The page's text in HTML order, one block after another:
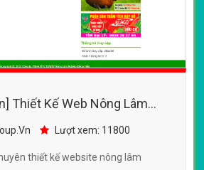
Thiết Kế Web Nông Lâm
đẹp SEO nhanh hiệu quả
Lượt xem: 11800
thiết kế website nông lâm